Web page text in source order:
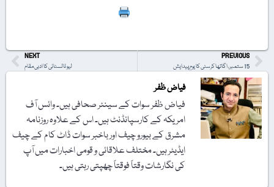
PREVIOUS
15 ستمبر، اگاتھا کرسٹی کا یومِ پیدایش
NEXT
لیو ٹالسٹائی کا ادبی مقام
فیاض ظفر
فیاض ظفر سوات کے سینئر صحافی ہیں۔ وائس آف
امریکہ کے کارسپانڈنٹ ہیں۔ اس کے علاوہ روزنامہ
مشرق کے بیورو چیف اور باخبر سوات ڈاٹ کام کے چیف
ایڈیٹر ہیں۔ مختلف علاقائی و قومی اخبارات میں آپ
کی نگارشات وقتاً فوقتاً چھپتی رہتی ہیں۔